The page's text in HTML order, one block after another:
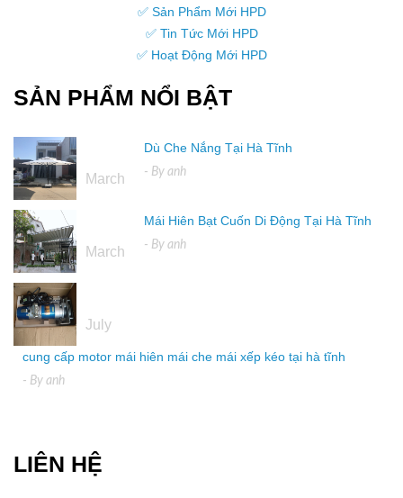
✅ Sản Phẩm Mới HPD
✅ Tin Tức Mới HPD
✅ Hoạt Động Mới HPD
SẢN PHẨM NỔI BẬT
March
Dù Che Nắng Tại Hà Tĩnh
- By anh
March
Mái Hiên Bạt Cuốn Di Động Tại Hà Tĩnh
- By anh
July
cung cấp motor mái hiên mái che mái xếp kéo tại hà tĩnh
- By anh
LIÊN HỆ